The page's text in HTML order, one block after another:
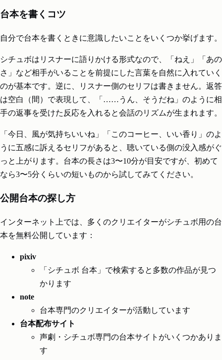
台本を書くコツ
自分で台本を書くときに意識したいことをいくつか挙げます。
シチュボはリスナーに語りかける形式なので、「ねえ」「あの
さ」など相手がいることを前提にした言葉を自然に入れていく
のが基本です。逆に、リスナー側のセリフは書きません。返答
は空白（間）で表現して、「……うん、そうだね」のように相
手の返事を受けた反応を入れると会話のリズムが生まれます。
「今日、風が気持ちいいね」「このコーヒー、いい香り」のよ
うに五感に訴えるセリフがあると、聴いている側の没入感がぐ
っと上がります。台本の長さは3〜10分が目安ですが、初めて
なら3〜5分くらいの短いものから試してみてください。
公開台本の探し方
インターネット上では、多くのクリエイターがシチュボ用の台
本を無料公開しています：
pixiv
「シチュボ 台本」で検索すると多数の作品が見つ
かります
note
台本専門のクリエイターが活動しています
台本配布サイト
声劇・シチュボ専門の台本サイトがいくつかありま
す